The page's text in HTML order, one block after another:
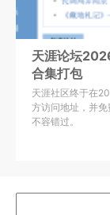
天涯论坛
合集打包
天涯社区终于在
方访问地址，并
不容错过。